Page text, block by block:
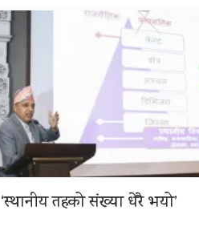
‘स्थानीय तहको संख्या धेरै भयो’